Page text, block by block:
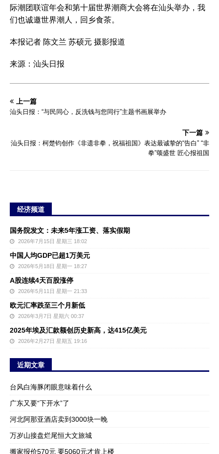
际潮团联谊年会和第十届世界潮商大会将在汕头举办，我
们也诚邀世界潮人，回乡食茶。
本报记者 陈文兰 苏硕元 摄影报道
来源：汕头日报
上一篇
汕头日报：“与民同心，反洗钱与您同行”主题书画展举办
下一篇
汕头日报：柯楚钧创作《非遗非拳，祝福祖国》表达最诚挚的“告白” “非
拳”颂盛世 匠心报祖国
经济频道
国务院发文：未来5年涨工资、落实假期
2026年7月15日 星期三 18:02
中国人均GDP已超1万美元
2026年5月18日 星期一 18:27
A股连续4天百股涨停
2026年5月11日 星期一 21:33
欧元汇率跌至三个月新低
2026年3月7日 星期六 00:37
2025年埃及汇款额创历史新高，达415亿美元
2026年2月27日 星期五 19:16
近期文章
台风白海豚闭眼意味着什么
广东又要“下开水”了
河北阿那亚酒店卖到3000块一晚
万岁山接盘烂尾恒大文旅城
搬家报价570元 要5060元才肯上楼